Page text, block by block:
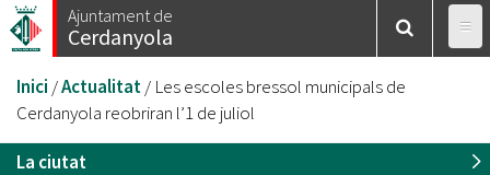
Vés
al
Ajuntament de
Cerdanyola
Esteu
aquí
Inici /Actualitat/ Les escoles bressol municipals de
Cerdanyola reobriran l’1 de juliol
La ciutat